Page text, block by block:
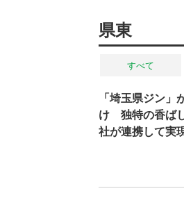
県東
すべて
「埼玉県ジン
け 独特の香ば
社が連携して実